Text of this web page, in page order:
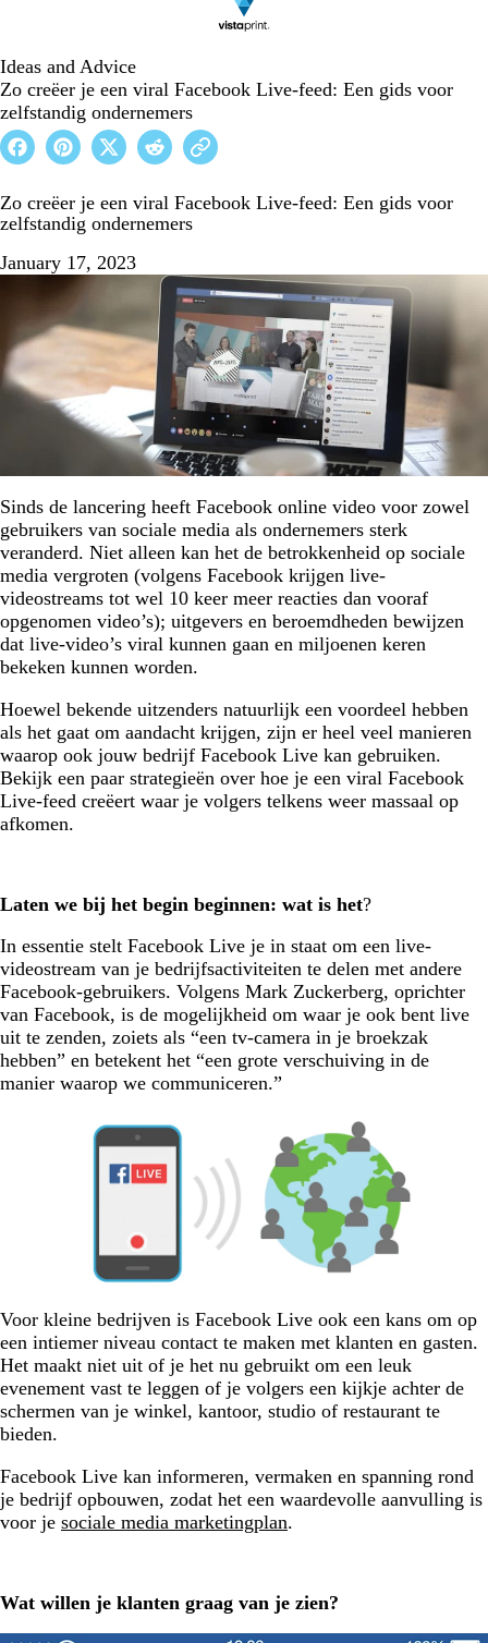
Ideas and Advice
Zo creëer je een viral Facebook Live-feed: Een gids voor
zelfstandig ondernemers
Zo creëer je een viral Facebook Live-feed: Een gids voor
zelfstandig ondernemers
January 17, 2023
Sinds de lancering heeft Facebook online video voor zowel
gebruikers van sociale media als ondernemers sterk
veranderd. Niet alleen kan het de betrokkenheid op sociale
media vergroten (volgens Facebook krijgen live-
videostreams tot wel 10 keer meer reacties dan vooraf
opgenomen video’s); uitgevers en beroemdheden bewijzen
dat live-video’s viral kunnen gaan en miljoenen keren
bekeken kunnen worden.
Hoewel bekende uitzenders natuurlijk een voordeel hebben
als het gaat om aandacht krijgen, zijn er heel veel manieren
waarop ook jouw bedrijf Facebook Live kan gebruiken.
Bekijk een paar strategieën over hoe je een viral Facebook
Live-feed creëert waar je volgers telkens weer massaal op
afkomen.
Laten we bij het begin beginnen: wat is het?
In essentie stelt Facebook Live je in staat om een live-
videostream van je bedrijfsactiviteiten te delen met andere
Facebook-gebruikers. Volgens Mark Zuckerberg, oprichter
van Facebook, is de mogelijkheid om waar je ook bent live
uit te zenden, zoiets als “een tv-camera in je broekzak
hebben” en betekent het “een grote verschuiving in de
manier waarop we communiceren.”
Voor kleine bedrijven is Facebook Live ook een kans om op
een intiemer niveau contact te maken met klanten en gasten.
Het maakt niet uit of je het nu gebruikt om een leuk
evenement vast te leggen of je volgers een kijkje achter de
schermen van je winkel, kantoor, studio of restaurant te
bieden.
Facebook Live kan informeren, vermaken en spanning rond
je bedrijf opbouwen, zodat het een waardevolle aanvulling is
voor je sociale media marketingplan.
Wat willen je klanten graag van je zien?